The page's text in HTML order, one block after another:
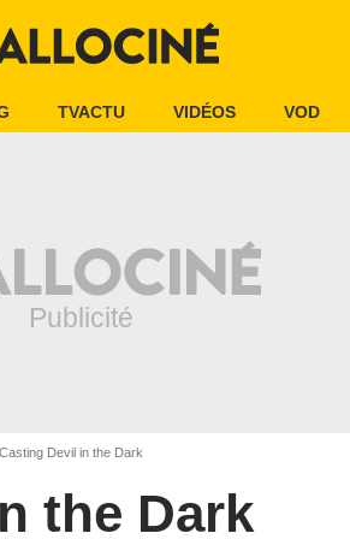
TVACTU VIDÉOS VOD
Casting Devil in the Dark
the Dark